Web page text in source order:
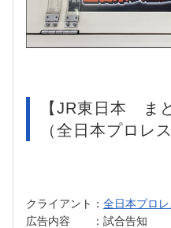
【JR東日本 ま
（全日本プロレ
クライアント： 全日本プロレ
広告内容 ：試合告知